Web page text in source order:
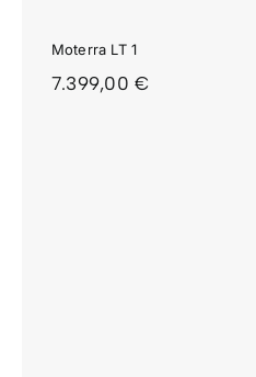
Moterra LT 1
7.399,00€